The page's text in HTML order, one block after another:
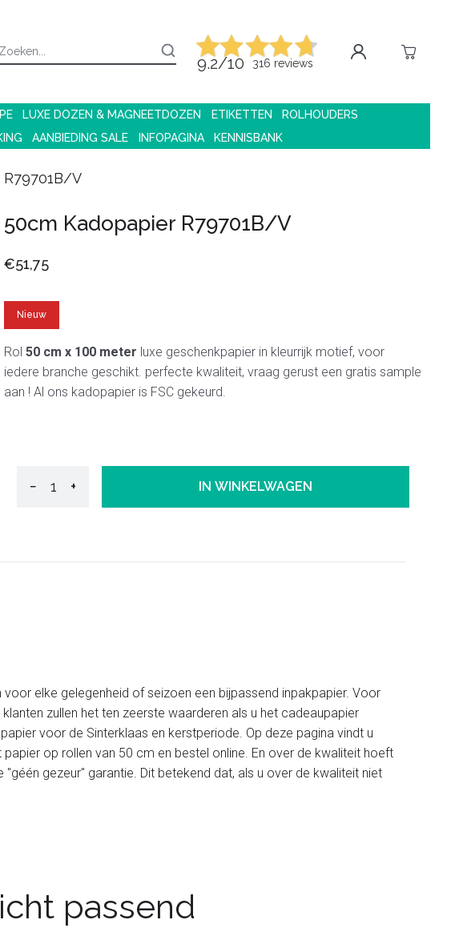
9.2/10 316 reviews
LUXE DOZEN & MAGNEETDOZEN ETIKETTEN
ROLHOUDERS
AANBIEDING SALE INFOPAGINA KENNISBANK
V
50cm Kadopapier R79701B/V
€51,75
Nieuw
Rol 50 cm x 100 meter luxe geschenkpapier in kleurrijk motief, voor
iedere branche geschikt. perfecte kwaliteit, vraag gerust een gratis sample
aan ! Al ons kadopapier is FSC gekeurd.
− + IN WINKELWAGEN
elke gelegenheid of seizoen een bijpassend inpakpapier. Voor
zullen het ten zeerste waarderen als u het cadeaupapier
voor de Sinterklaas en kerstperiode. Op deze pagina vindt u
op rollen van 50 cm en bestel online. En over de kwaliteit hoeft
gezeur" garantie. Dit betekend dat, als u over de kwaliteit niet
passend